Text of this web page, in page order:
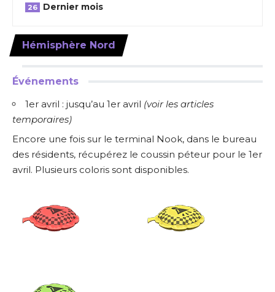
Dernier mois
Hémisphère Nord
Événements
1er avril : jusqu’au 1er avril (voir les articles
temporaires)
Encore une fois sur le terminal Nook, dans le bureau
des résidents, récupérez le coussin péteur pour le 1er
avril. Plusieurs coloris sont disponibles.